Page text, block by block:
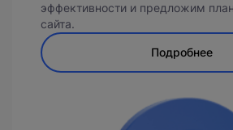
эффективности и предложим
сайта.
Подробнее